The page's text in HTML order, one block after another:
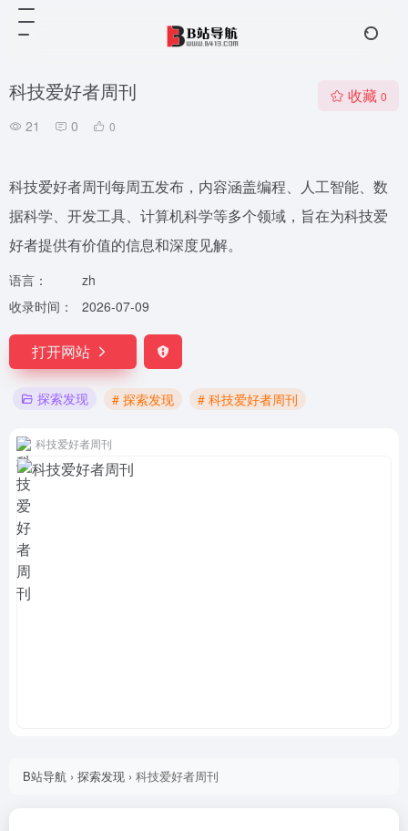
科技爱好者周刊
21 0 0
收藏 0
科技爱好者周刊每周五发布，内容涵盖编程、人工智能、数
据科学、开发工具、计算机科学等多个领域，旨在为科技爱
好者提供有价值的信息和深度见解。
语言：
zh
收录时间：
2026-07-09
打开网站
探索发现 # 探索发现 # 科技爱好者周刊
科技爱好者周刊
B站导航 › 探索发现 › 科技爱好者周刊